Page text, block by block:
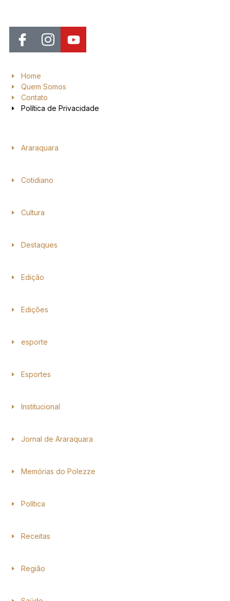
Home
Quem Somos
Contato
Política de Privacidade
Araraquara
Cotidiano
Cultura
Destaques
Edição
Edições
esporte
Esportes
Institucional
Jornal de Araraquara
Memórias do Polezze
Política
Receitas
Região